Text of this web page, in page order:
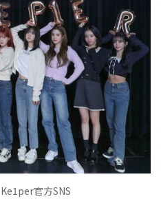
Ke1per官方SNS